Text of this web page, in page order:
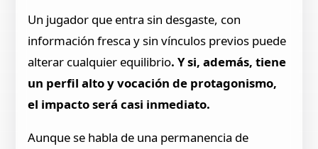
Un jugador que entra sin desgaste, con
información fresca y sin vínculos previos puede
alterar cualquier equilibrio. Y si, además, tiene
un perfil alto y vocación de protagonismo,
el impacto será casi inmediato.
Aunque se habla de una permanencia de